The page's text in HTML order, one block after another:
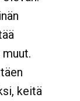
keitä